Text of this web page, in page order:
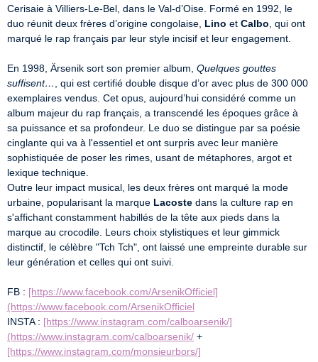
Cerisaie à Villiers-Le-Bel, dans le Val-d’Oise. Formé en 1992, le
duo réunit deux frères d’origine congolaise, Lino et Calbo , qui ont
marqué le rap français par leur style incisif et leur engagement.
En 1998, Ärsenik sort son premier album, Quelques gouttes
suffisent…
, qui est certifié double disque d’or avec plus de 300 000
exemplaires vendus. Cet opus, aujourd’hui considéré comme un
album majeur du rap français, a transcendé les époques grâce à
sa puissance et sa profondeur. Le duo se distingue par sa poésie
cinglante qui va à l'essentiel et ont surpris avec leur manière
sophistiquée de poser les rimes, usant de métaphores, argot et
lexique technique.
Outre leur impact musical, les deux frères ont marqué la mode
urbaine, popularisant la marque Lacoste dans la culture rap en
s'affichant constamment habillés de la tête aux pieds dans la
marque au crocodile. Leurs choix stylistiques et leur gimmick
distinctif, le célèbre "Tch Tch", ont laissé une empreinte durable sur
leur génération et celles qui ont suivi.
FB : [https://www.facebook.com/ArsenikOfficiel]
(https://www.facebook.com/ArsenikOfficiel
INSTA : [https://www.instagram.com/calboarsenik/]
(https://www.instagram.com/calboarsenik/
[https://www.instagram.com/monsieurbors/]